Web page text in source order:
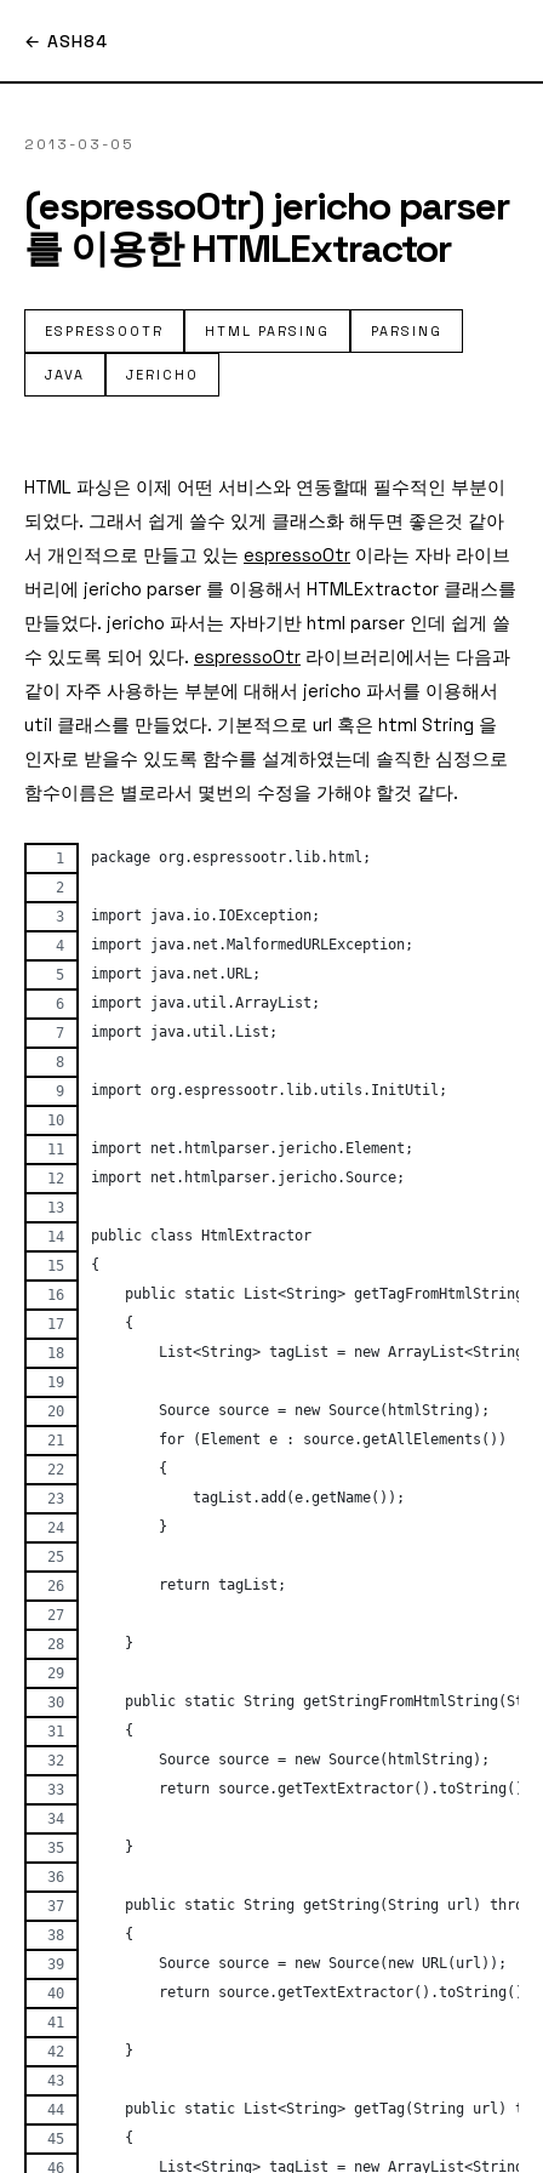
← ASH84
2013-03-05
(espressoOtr) jericho parser
를 이용한 HTMLExtractor
ESPRESSOOTR HTML PARSING PARSING
JAVA JERICHO
HTML 파싱은 이제 어떤 서비스와 연동할때 필수적인 부분이
되었다. 그래서 쉽게 쓸수 있게 클래스화 해두면 좋은것 같아
서 개인적으로 만들고 있는 espressoOtr 이라는 자바 라이브
버리에 jericho parser 를 이용해서 HTMLExtractor 클래스를
만들었다. jericho 파서는 자바기반 html parser 인데 쉽게 쓸
수 있도록 되어 있다. espressoOtr 라이브러리에서는 다음과
같이 자주 사용하는 부분에 대해서 jericho 파서를 이용해서
util 클래스를 만들었다. 기본적으로 url 혹은 html String 을
인자로 받을수 있도록 함수를 설계하였는데 솔직한 심정으로
함수이름은 별로라서 몇번의 수정을 가해야 할것 같다.
package org.espressootr.lib.html;
import java.io.IOException;
import java.net.MalformedURLException;
import java.net.URL;
import java.util.ArrayList;
import java.util.List;
import org.espressootr.lib.utils.InitUtil;
import net.htmlparser.jericho.Element;
import net.htmlparser.jericho.Source;
public class HtmlExtractor
{
public static List<String>
    {
List<String> tagList = new
        Source source = new Source(htmlString);
        for (Element e : source.getAllElements())
        {
            tagList.add(e.getName());
        }
        return tagList;
    }
public static String
    {
        Source source = new Source(htmlString);
        return source.getTextExtractor().toString();
    }
public static String getString(String url)
    {
        Source source = new Source(new URL(url));
        return source.getTextExtractor().toString();
    }
public static List<String> getTag(String url)
    {
List<String> tagList = new